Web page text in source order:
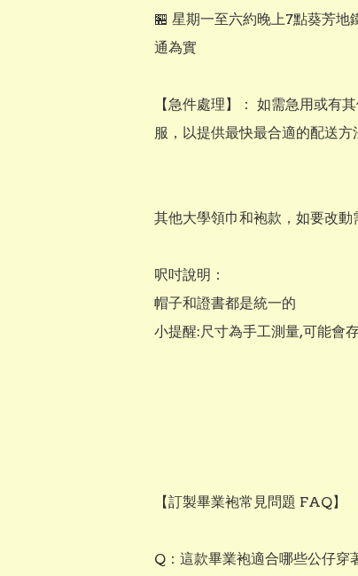
🏪 星期一至六約晚上7點葵芳
通為實
【​急件處理】： 如需急用或有
服，以提供最快最合適的配送方
其他大學領巾和袍款，如要改動
呎吋說明：
帽子和證書都是統一的
小提醒:尺寸為手工測量,可能會
【訂製畢業袍常見問題 FAQ】
Q：這款畢業袍適合哪些公仔穿